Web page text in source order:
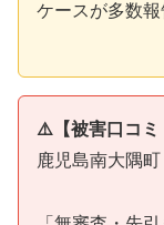
ケースが多数報
⚠️【被害口コミ
鹿児島南大隅